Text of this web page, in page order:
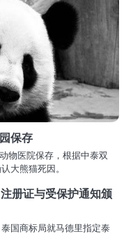
保存
物医院保存，根据中泰双
大熊猫死因。
册证与受保护通知颁
国商标局就马德里指定泰